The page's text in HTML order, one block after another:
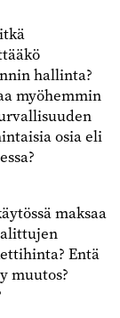
hallinta?
myöhemmin
osia eli
maksaa
Entä
muutos?